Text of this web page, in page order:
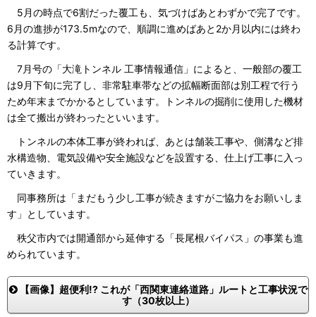
5月の時点で6割だった覆工も、気づけばあとわずかで完了です。
6月の進捗が173.5mなので、順調に進めばあと2か月以内には終わ
る計算です。
7月号の「大滝トンネル 工事情報通信」によると、一般部の覆工
は9月下旬に完了し、非常駐車帯などの拡幅断面部は別工程で行う
ため年末までかかるとしています。トンネルの掘削に使用した機材
は全て搬出が終わったといいます。
トンネルの本体工事が終われば、あとは舗装工事や、側溝など排
水構造物、電気設備や安全施設などを設置する、仕上げ工事に入っ
ていきます。
同事務所は「まだもう少し工事が続きますがご協力をお願いしま
す」としています。
秩父市内では開通部から延伸する「長尾根バイパス」の事業も進
められています。
【画像】超便利!? これが「西関東連絡道路」ルートと工事状況で
す（30枚以上）